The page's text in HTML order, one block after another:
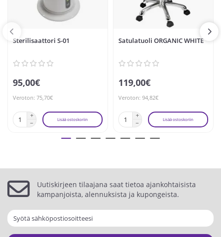
Korkeus: 67–89 cm
Paketin koko: 170 × 65 × 71 cm
Teho: 200 W
tuoli jalustalla
2 käsinojaa
päänsija
kaukosäädin
takuu
LUMO-hoitotuoli on täydellinen valinta, kun etsit sähköistä
hoitotuolia, joka yhdistää mukavuuden, tyylin ja
Sterilisaattori S-01
95,00€
Veroton: 75,70€
Lisää ostoskoriin
Satulatuoli ORGANIC WHITE
119,00€
Veroton: 94,82€
Lisää ostoskoriin
Uutiskirjeen tilaajana saat tietoa ajankohtaisista
kampanjoista, alennuksista ja kupongeista.